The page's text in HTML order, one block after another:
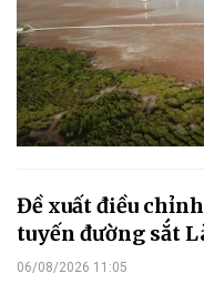
Đề xuất điều
tuyến đường sắt
06/08/2026 11:05